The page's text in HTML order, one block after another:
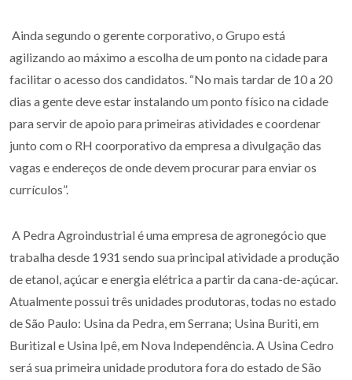
Ainda segundo o gerente corporativo, o Grupo está
agilizando ao máximo a escolha de um ponto na cidade para
facilitar o acesso dos candidatos. “No mais tardar de 10 a 20
dias a gente deve estar instalando um ponto físico na cidade
para servir de apoio para primeiras atividades e coordenar
junto com o RH coorporativo da empresa a divulgação das
vagas e endereços de onde devem procurar para enviar os
currículos”.
A Pedra Agroindustrial é uma empresa de agronegócio que
trabalha desde 1931 sendo sua principal atividade a produção
de etanol, açúcar e energia elétrica a partir da cana-de-açúcar.
Atualmente possui três unidades produtoras, todas no estado
de São Paulo: Usina da Pedra, em Serrana; Usina Buriti, em
Buritizal e Usina Ipê, em Nova Independência. A Usina Cedro
será sua primeira unidade produtora fora do estado de São